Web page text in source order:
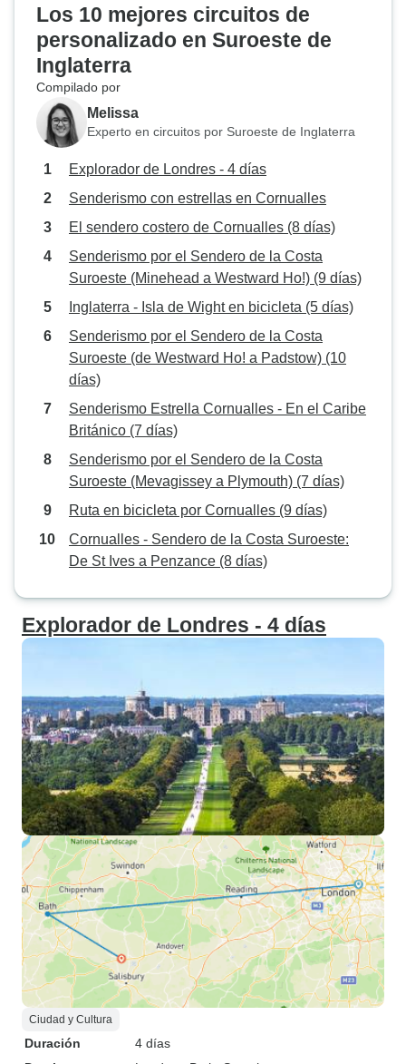
Los 10 mejores circuitos de
personalizado en Suroeste de
Inglaterra
Compilado por
Melissa
Experto en circuitos por Suroeste de Inglaterra
Explorador de Londres - 4 días
Senderismo con estrellas en Cornualles
El sendero costero de Cornualles (8 días)
Senderismo por el Sendero de la Costa
Suroeste (Minehead a Westward Ho!) (9 días)
Inglaterra - Isla de Wight en bicicleta (5 días)
Senderismo por el Sendero de la Costa
Suroeste (de Westward Ho! a Padstow) (10
días)
Senderismo Estrella Cornualles - En el Caribe
Británico (7 días)
Senderismo por el Sendero de la Costa
Suroeste (Mevagissey a Plymouth) (7 días)
Ruta en bicicleta por Cornualles (9 días)
Cornualles - Sendero de la Costa Suroeste:
De St Ives a Penzance (8 días)
Explorador de Londres - 4 días
Ciudad y Cultura
Duración
4 días